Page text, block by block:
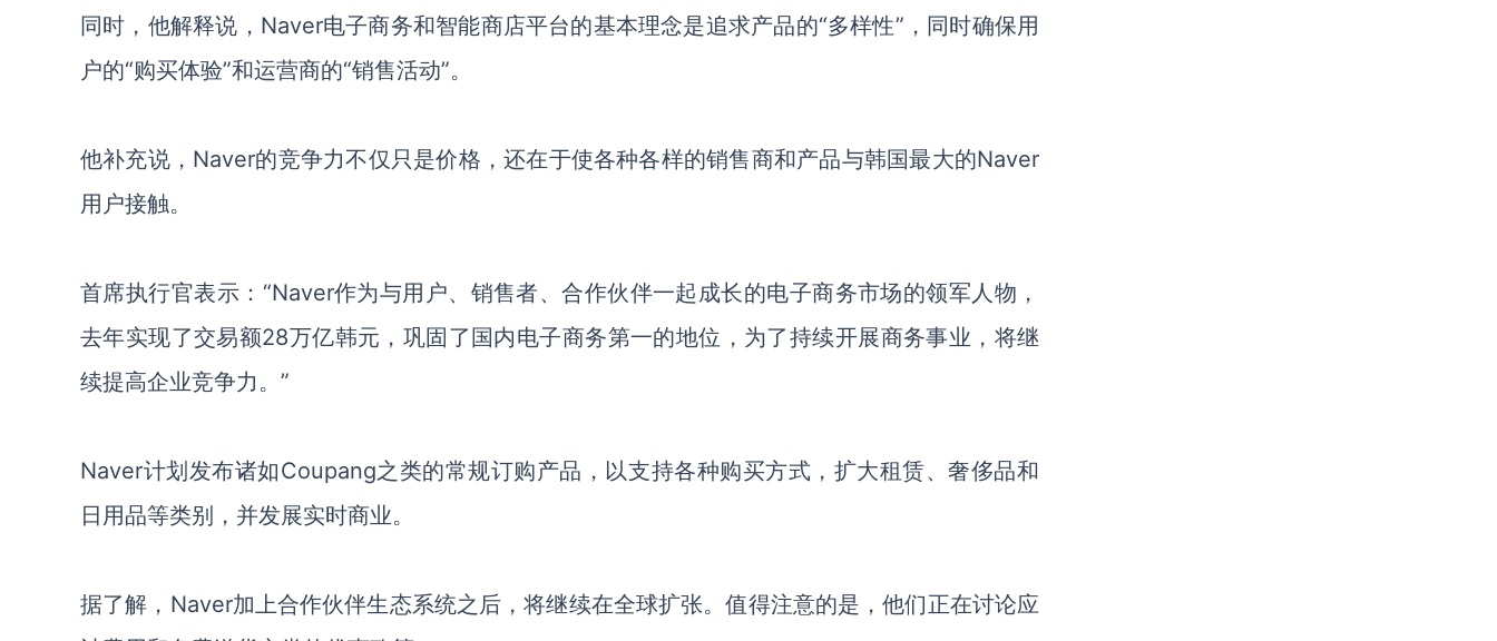
同时，他解释说， Naver电子商务和智能商店平台的基本理念是追求产品的“多样性”，同时确保用
户的“购买体验”和运营商的“销售活动”。
他补充说， Naver的竞争力不仅 只是价格，还在于使各种各样的销售商和产品与韩国最大的Naver
用户接触。
首席执行官表示： “Naver作为与用户、销售者、合作伙伴一起成长的电子商务市场的领军人物，
去年实现了交易额28万亿韩元，巩固了国内电子商务第一的地位，为了持续开展商务事业，将继
续提高企业竞争力。 ”
Naver计划发布诸如Coupang之类的常规订购产品，以支持各种购买方式，扩大租赁、奢侈品和
日用品等类别，并发展实时商业。
据了解， Naver加上合作伙伴生态系统之后，将继续在全球扩张。值得注意的是，他们正在讨论应